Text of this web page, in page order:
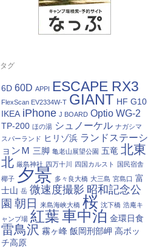
タグ
6D 60D APPI ESCAPE RX3
FlexScan EV2334W-T GIANT HF G10
IKEA iPhone J BOARD Optio WG-2
TP-200 ほの湯 シュノーケル ナガシマ
スパーランド ヒリゾ浜 ランドステーシ
ョンＭ 三脚 亀老山展望公園 五竜 北東
北 厳島神社 四万十川 四国カルスト
国民宿舎
椰子 夕景 多々良大橋 大三島 宮島口 富
士山 岳 微速度撮影 昭和記念公
園 朝日 来島海峡大橋 桜 沈下橋 浩庵キ
ャンプ場 紅葉車中泊 金環日食
雷鳥沢 霧ヶ峰 飯岡刑部岬 高ボッ
チ高原